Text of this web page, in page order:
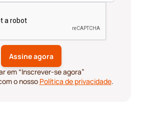
em “Inscrever-se agora”
o nosso Política de privacidade.